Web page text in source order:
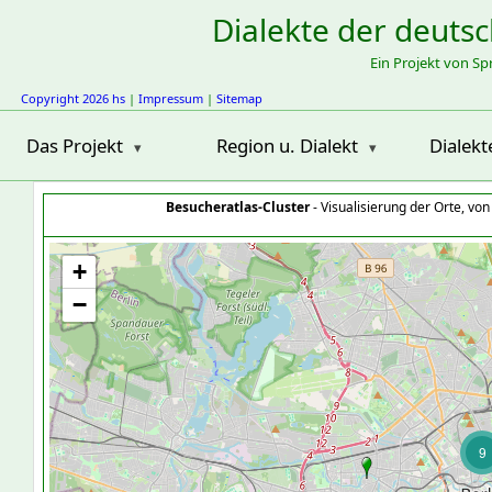
Dialekte der
Ein Projekt von
Copyright 2026 hs | Impressum | Sitemap
Das Projekt Region u. Dialekt
Besucheratlas-Cluster- Visualisierung der Orte,
9
+
−